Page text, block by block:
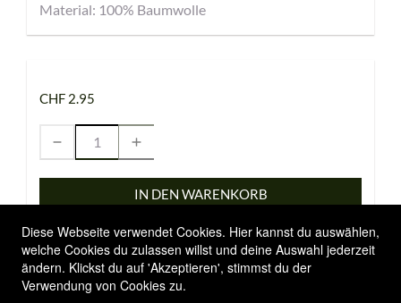
Material: 100% Baumwolle
CHF 2.95
IN DEN WARENKORB
Allgemeine Geschäftsbedingungen
Diese Webseite verwendet Cookies. Hier kannst du auswählen,
welche Cookies du zulassen willst und deine Auswahl jederzeit
ändern. Klickst du auf 'Akzeptieren', stimmst du der
Verwendung von Cookies zu.